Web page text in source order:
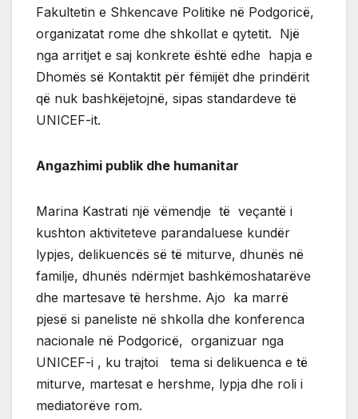
Fakultetin e Shkencave Politike në Podgoricë,
organizatat rome dhe shkollat e qytetit. Një
nga arritjet e saj konkrete është edhe hapja e
Dhomës së Kontaktit për fëmijët dhe prindërit
që nuk bashkëjetojnë, sipas standardeve të
UNICEF-it.
Angazhimi publik dhe humanitar
Marina Kastrati një vëmendje të veçantë i
kushton aktiviteteve parandaluese kundër
lypjes, delikuencës së të miturve, dhunës në
familje, dhunës ndërmjet bashkëmoshatarëve
dhe martesave të hershme. Ajo ka marrë
pjesë si paneliste në shkolla dhe konferenca
nacionale në Podgoricë, organizuar nga
UNICEF-i , ku trajtoi tema si delikuenca e të
miturve, martesat e hershme, lypja dhe roli i
mediatorëve rom.